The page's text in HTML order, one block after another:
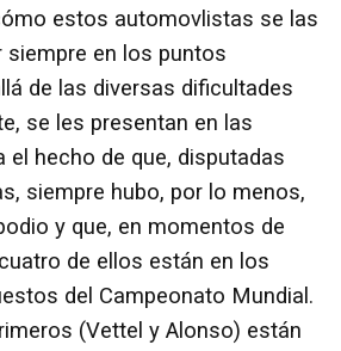
estos automovlistas se las
siempre en los puntos
de las diversas dificultades
se les presentan en las
el hecho de que, disputadas
siempre hubo, por lo menos,
y que, en momentos de
de ellos están en los
del Campeonato Mundial.
(Vettel y Alonso) están